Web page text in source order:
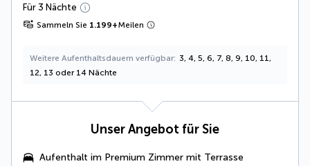
Für 3 Nächte
Sammeln Sie 1.199+Meilen
Weitere Aufenthaltsdauern verfügbar 3, 4, 5, 6, 7, 8, 9, 10, 11,
12, 13 oder 14 Nächte
Unser Angebot für Sie
Aufenthalt im Premium Zimmer mit Terrasse